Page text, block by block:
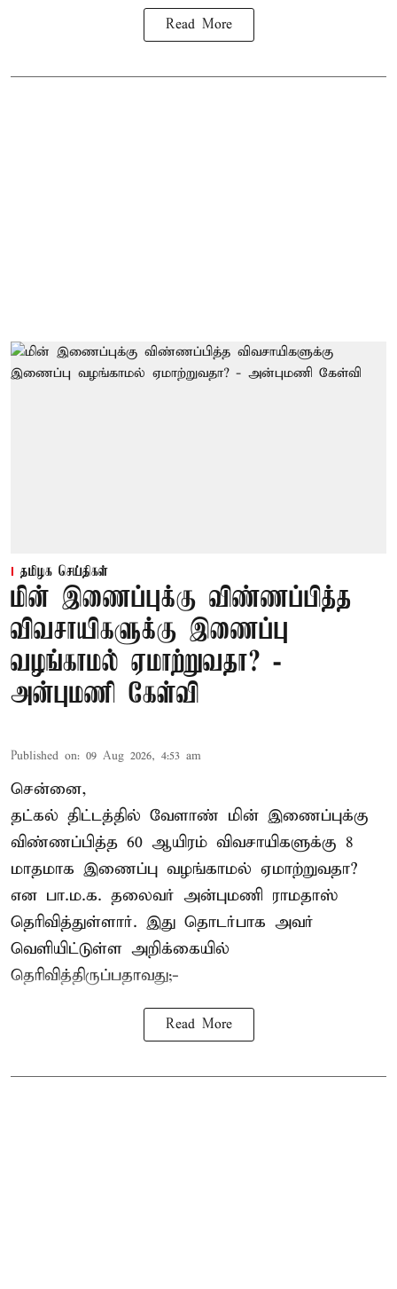
Read More
தமிழக செய்திகள்
மின் இணைப்புக்கு விண்ணப்பித்த
விவசாயிகளுக்கு இணைப்பு
வழங்காமல் ஏமாற்றுவதா? -
அன்புமணி கேள்வி
Published on: 09 Aug 2026, 4:53 am
சென்னை,
தட்கல் திட்டத்தில் வேளாண் மின் இணைப்புக்கு
விண்ணப்பித்த 60 ஆயிரம் விவசாயிகளுக்கு 8
மாதமாக இணைப்பு வழங்காமல் ஏமாற்றுவதா?
என பா.ம.க. தலைவர் அன்புமணி ராமதாஸ்
தெரிவித்துள்ளார். இது தொடர்பாக அவர்
வெளியிட்டுள்ள அறிக்கையில்
தெரிவித்திருப்பதாவது;-
Read More